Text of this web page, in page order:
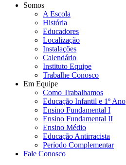
Somos
A Escola
História
Educadores
Localização
Instalações
Calendário
Instituto Equipe
Trabalhe Conosco
Em Equipe
Como Trabalhamos
Educação Infantil e 1º Ano
Ensino Fundamental I
Ensino Fundamental II
Ensino Médio
Educação Antirracista
Período Complementar
Fale Conosco